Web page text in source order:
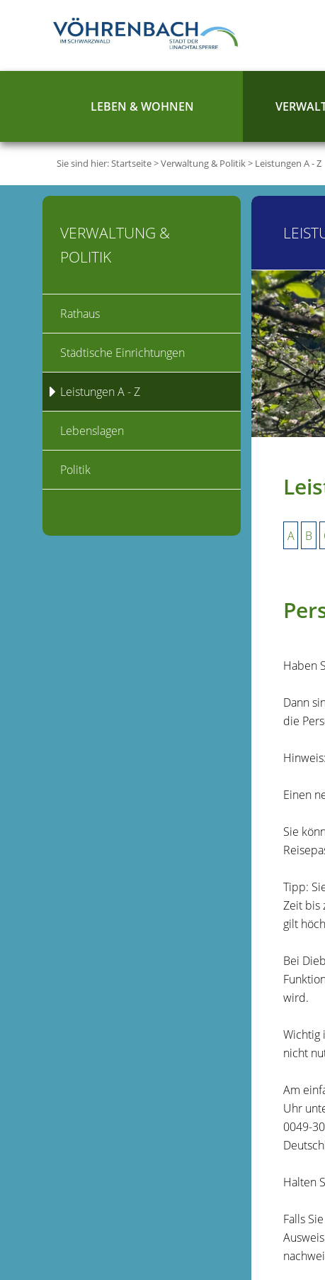
LEBEN & WOHNEN
Sie sind hier:Startseite>Verwaltung & Politik> Leistungen A - Z
A B
Haben
Dann
die
Einen
Sie
Tipp:
Zeit bis
gilt
Bei
wird.
Wichtig
nicht
Am
Uhr
0049-
Halten
Falls
VERWALTUNG &
POLITIK
Rathaus
Städtische Einrichtungen
Leistungen A - Z
Lebenslagen
Politik